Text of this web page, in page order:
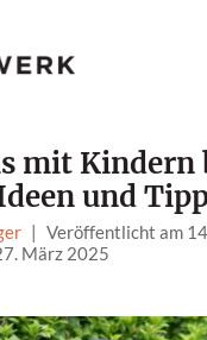
mit Kindern
und
| Veröffentlicht am
März 2025